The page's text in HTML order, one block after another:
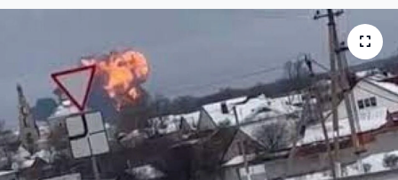
GÜNDEM
KEMERBURGAZ
KÜLTÜR - SANAT
MAGAZİN